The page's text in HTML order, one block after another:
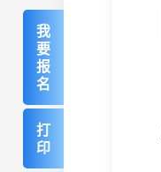
我
要
报
名
打
印